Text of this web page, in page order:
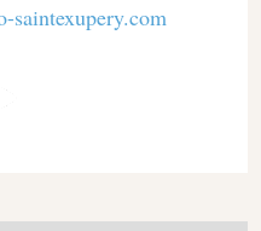
saintexupery.com